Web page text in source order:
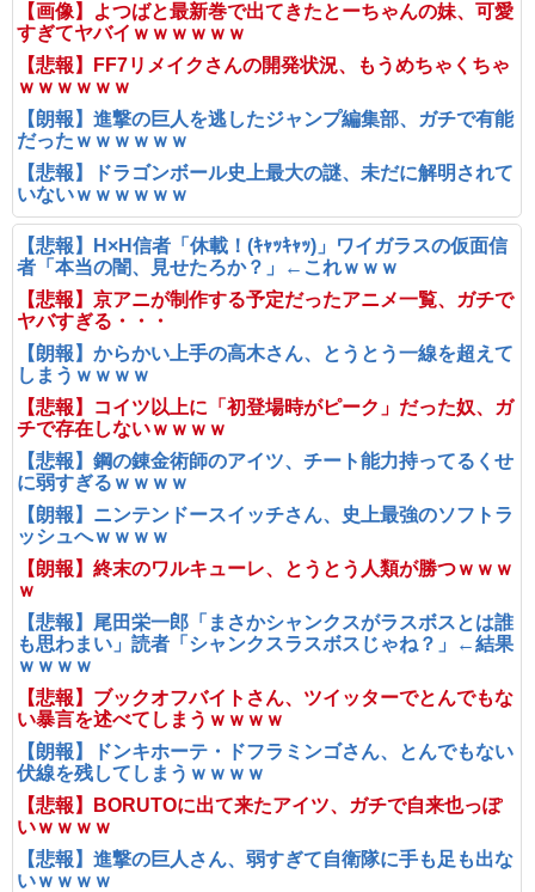
【画像】よつばと最新巻で出てきたとーちゃんの妹、可愛
すぎてヤバイｗｗｗｗｗｗ
【悲報】FF7リメイクさんの開発状況、もうめちゃくちゃ
ｗｗｗｗｗｗ
【朗報】進撃の巨人を逃したジャンプ編集部、ガチで有能
だったｗｗｗｗｗｗ
【悲報】ドラゴンボール史上最大の謎、未だに解明されて
いないｗｗｗｗｗｗ
【悲報】H×H信者「休載！(ｷｬｯｷｬｯ)」ワイガラスの仮面信
者「本当の闇、見せたろか？」←これｗｗｗ
【悲報】京アニが制作する予定だったアニメ一覧、ガチで
ヤバすぎる・・・
【朗報】からかい上手の高木さん、とうとう一線を超えて
しまうｗｗｗｗ
【悲報】コイツ以上に「初登場時がピーク」だった奴、ガ
チで存在しないｗｗｗｗ
【悲報】鋼の錬金術師のアイツ、チート能力持ってるくせ
に弱すぎるｗｗｗｗ
【朗報】ニンテンドースイッチさん、史上最強のソフトラ
ッシュへｗｗｗｗ
【朗報】終末のワルキューレ、とうとう人類が勝つｗｗｗ
ｗ
【悲報】尾田栄一郎「まさかシャンクスがラスボスとは誰
も思わまい」読者「シャンクスラスボスじゃね？」←結果
ｗｗｗｗ
【悲報】ブックオフバイトさん、ツイッターでとんでもな
い暴言を述べてしまうｗｗｗｗ
【朗報】ドンキホーテ・ドフラミンゴさん、とんでもない
伏線を残してしまうｗｗｗｗ
【悲報】BORUTOに出て来たアイツ、ガチで自来也っぽ
いｗｗｗｗ
【悲報】進撃の巨人さん、弱すぎて自衛隊に手も足も出な
いｗｗｗｗ